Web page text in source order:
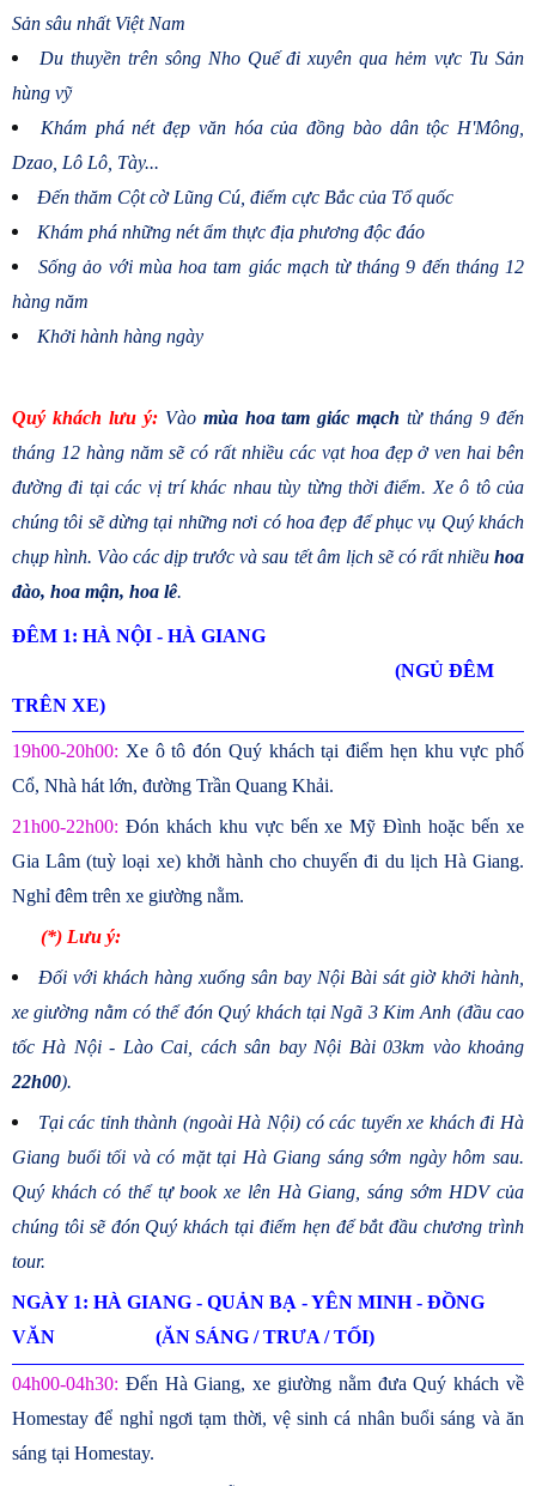
Sản sâu nhất Việt Nam
Du thuyền trên sông Nho Quế đi xuyên qua hẻm vực Tu Sản
hùng vỹ
Khám phá nét đẹp văn hóa của đồng bào dân tộc H'Mông,
Dzao, Lô Lô, Tày...
Đến thăm Cột cờ Lũng Cú, điểm cực Bắc của Tổ quốc
Khám phá những nét ẩm thực địa phương độc đáo
Sống ảo với mùa hoa tam giác mạch từ tháng 9 đến tháng 12
hàng năm
Khởi hành hàng ngày
Quý khách lưu ý:Vào mùa hoa tam giác mạch từ tháng 9 đến
tháng 12 hàng năm sẽ có rất nhiều các vạt hoa đẹp ở ven hai bên
đường đi tại các vị trí khác nhau tùy từng thời điểm. Xe ô tô của
chúng tôi sẽ dừng tại những nơi có hoa đẹp để phục vụ Quý khách
chụp hình. Vào các dịp trước và sau tết âm lịch sẽ có rất nhiều hoa
đào, hoa mận, hoa lê.
ĐÊM 1: HÀ NỘI - HÀ GIANG
(NGỦ ĐÊM
TRÊN XE)
19h00-20h00: Xe ô tô đón Quý khách tại điểm hẹn khu vực phố
Cổ, Nhà hát lớn, đường Trần Quang Khải.
21h00-22h00: Đón khách khu vực bến xe Mỹ Đình hoặc bến xe
Gia Lâm (tuỳ loại xe) khởi hành cho chuyến đi du lịch Hà Giang.
Nghỉ đêm trên xe giường nằm.
(*) Lưu ý:
Đối với khách hàng xuống sân bay Nội Bài sát giờ khởi hành,
xe giường nằm có thể đón Quý khách tại Ngã 3 Kim Anh (đầu cao
tốc Hà Nội - Lào Cai, cách sân bay Nội Bài 03km vào khoảng
22h00).
Tại các tỉnh thành (ngoài Hà Nội) có các tuyến xe khách đi Hà
Giang buổi tối và có mặt tại Hà Giang sáng sớm ngày hôm sau.
Quý khách có thể tự book xe lên Hà Giang, sáng sớm HDV của
chúng tôi sẽ đón Quý khách tại điểm hẹn để bắt đầu chương trình
tour.
NGÀY 1: HÀ GIANG - QUẢN BẠ - YÊN MINH - ĐỒNG
VĂN (ĂN SÁNG / TRƯA / TỐI)
04h00-04h30: Đến Hà Giang, xe giường nằm đưa Quý khách về
Homestay để nghỉ ngơi tạm thời, vệ sinh cá nhân buổi sáng và ăn
sáng tại Homestay.